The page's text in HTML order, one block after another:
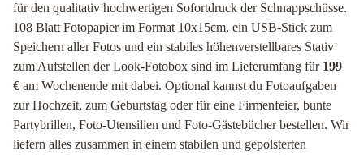
für den qualitativ hochwertigen Sofortdruck der Schnappschüsse.
108 Blatt Fotopapier im Format 10x15cm, ein USB-Stick zum
Speichern aller Fotos und ein stabiles höhenverstellbares Stativ
zum Aufstellen der Look-Fotobox sind im Lieferumfang für 199
€ am Wochenende mit dabei. Optional kannst du Fotoaufgaben
zur Hochzeit, zum Geburtstag oder für eine Firmenfeier, bunte
Partybrillen, Foto-Utensilien und Foto-Gästebücher bestellen. Wir
liefern alles zusammen in einem stabilen und gepolsterten